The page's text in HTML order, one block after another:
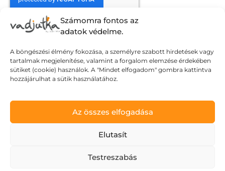
Számomra fontos az
adatok védelme.
A böngészési élmény fokozása, a személyre szabott hirdetések vagy
tartalmak megjelenítése, valamint a forgalom elemzése érdekében
sütiket (cookie) használok. A "Mindet elfogadom" gombra kattintva
hozzájárulhat a sütik használatához.
Az összes elfogadása
Elutasít
Testreszabás
Elküldöm
Adatvédelmi tájékoztató
Általános Szerződési Feltételek
© Wild Judit. Minden jog fenntartva.